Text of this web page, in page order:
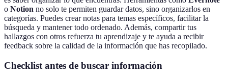
o Notion no solo te permiten guardar datos, sino organizarlos en
categorías. Puedes crear notas para temas específicos, facilitar la
búsqueda y mantener todo ordenado. Además, compartir tus
hallazgos con otros refuerza tu aprendizaje y te ayuda a recibir
feedback sobre la calidad de la información que has recopilado.
Checklist antes de buscar información